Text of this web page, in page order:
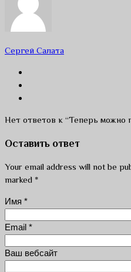
Сергей Салата
Нет ответов к “Теперь можно
Оставить ответ
Your email address will not be
marked *
Имя *
Email *
Ваш вебсайт